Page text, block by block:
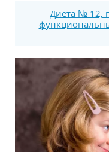
Диета № 12,